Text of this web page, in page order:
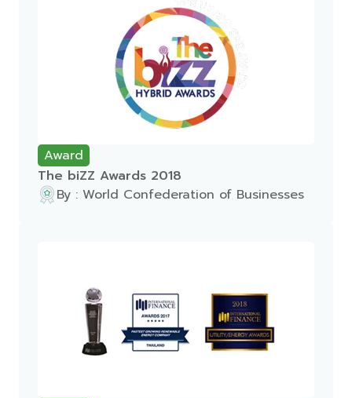
Award
The biZZ Awards 2018
By : World Confederation of Businesses